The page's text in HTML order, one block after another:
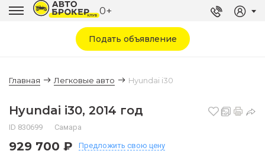
0+
Подать объявление
Главная Легковые авто Hyundai i30
Hyundai i30, 2014 год
ID 830699 Самара
929 700 ₽ Предложить свою цену